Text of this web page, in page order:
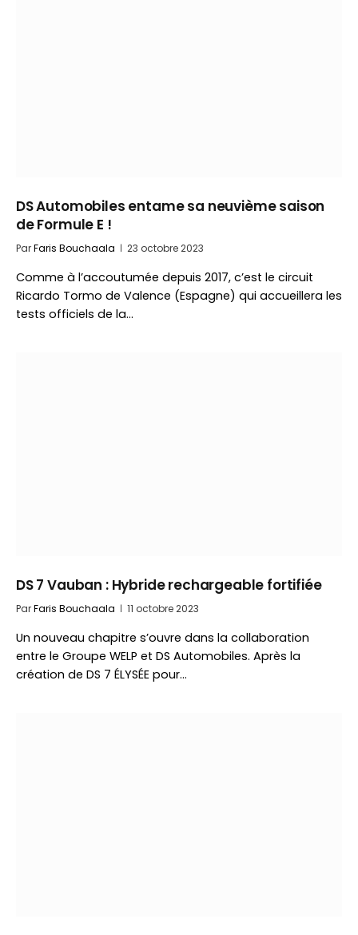
DS Automobiles entame sa neuvième saison
de Formule E !
ParFaris Bouchaala 23 octobre 2023
Comme à l’accoutumée depuis 2017, c’est le circuit
Ricardo Tormo de Valence (Espagne) qui accueillera les
tests officiels de la…
DS 7 Vauban : Hybride rechargeable fortifiée
ParFaris Bouchaala 11 octobre 2023
Un nouveau chapitre s’ouvre dans la collaboration
entre le Groupe WELP et DS Automobiles. Après la
création de DS 7 ÉLYSÉE pour…